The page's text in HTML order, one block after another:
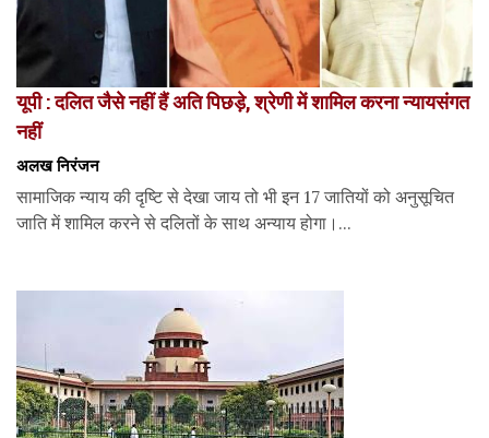
यूपी : दलित जैसे नहीं हैं अति पिछड़े, श्रेणी में शामिल करना न्यायसंगत
नहीं
अलख निरंजन
सामाजिक न्याय की दृष्टि से देखा जाय तो भी इन 17 जातियों को अनुसूचित
जाति में शामिल करने से दलितों के साथ अन्याय होगा।...